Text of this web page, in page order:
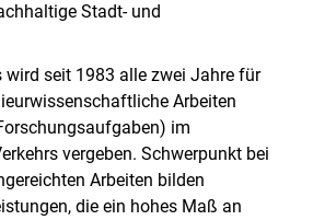
Stadt- und
wird seit 1983 alle zwei Jahre für
Arbeiten
im
vergeben. Schwerpunkt bei
Arbeiten bilden
die ein hohes Maß an